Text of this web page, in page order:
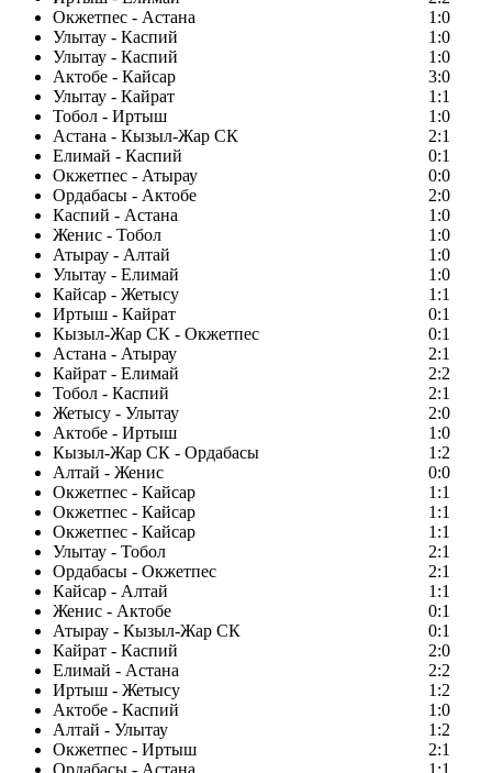
Окжетпес - Астана
1:0
Улытау - Каспий
1:0
Улытау - Каспий
1:0
Актобе - Кайсар
3:0
Улытау - Кайрат
1:1
Тобол - Иртыш
1:0
Астана - Кызыл-Жар СК
2:1
Елимай - Каспий
0:1
Окжетпес - Атырау
0:0
Ордабасы - Актобе
2:0
Каспий - Астана
1:0
Женис - Тобол
1:0
Атырау - Алтай
1:0
Улытау - Елимай
1:0
Кайсар - Жетысу
1:1
Иртыш - Кайрат
0:1
Кызыл-Жар СК - Окжетпес
0:1
Астана - Атырау
2:1
Кайрат - Елимай
2:2
Тобол - Каспий
2:1
Жетысу - Улытау
2:0
Актобе - Иртыш
1:0
Кызыл-Жар СК - Ордабасы
1:2
Алтай - Женис
0:0
Окжетпес - Кайсар
1:1
Окжетпес - Кайсар
1:1
Окжетпес - Кайсар
1:1
Улытау - Тобол
2:1
Ордабасы - Окжетпес
2:1
Кайсар - Алтай
1:1
Женис - Актобе
0:1
Атырау - Кызыл-Жар СК
0:1
Кайрат - Каспий
2:0
Елимай - Астана
2:2
Иртыш - Жетысу
1:2
Актобе - Каспий
1:0
Алтай - Улытау
1:2
Окжетпес - Иртыш
2:1